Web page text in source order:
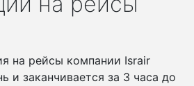
на рейсы компании Israir
и заканчивается за 3 часа до